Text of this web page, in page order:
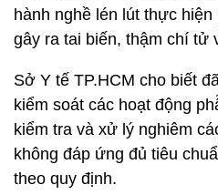
hành nghề lén lút thực
gây ra tai biến, thậm chí tử
Sở Y tế TP.HCM cho biết
kiểm soát các hoạt động
kiểm tra và xử lý nghiêm
không đáp ứng đủ tiêu
theo quy định.